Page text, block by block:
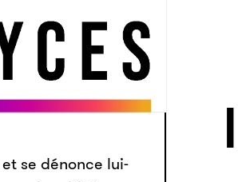
se dénonce lui-